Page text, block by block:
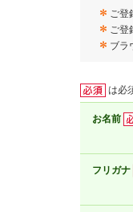
ご登
ご登
ブラ
は必
お名前
フリガナ